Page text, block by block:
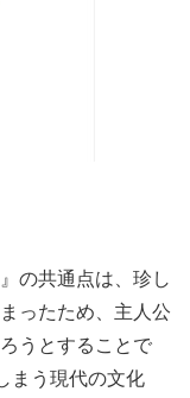
の共通点は、珍し
ったため、主人公
うとすることで
まう現代の文化